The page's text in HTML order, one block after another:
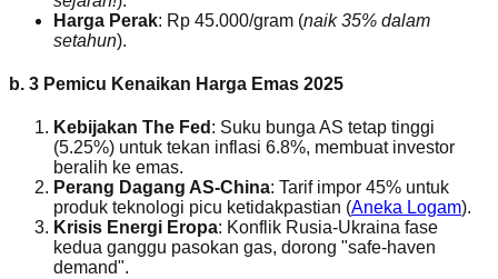
Harga Perak: Rp 45.000/gram (naik 35% dalam
setahun).
b. 3 Pemicu Kenaikan Harga Emas 2025
Kebijakan The Fed : Suku bunga AS tetap tinggi
(5.25%) untuk tekan inflasi 6.8%, membuat investor
beralih ke emas.
Perang Dagang AS-China: Tarif impor 45% untuk
produk teknologi picu ketidakpastian (Aneka Logam).
Krisis Energi Eropa: Konflik Rusia-Ukraina fase
kedua ganggu pasokan gas, dorong "safe-haven
demand".